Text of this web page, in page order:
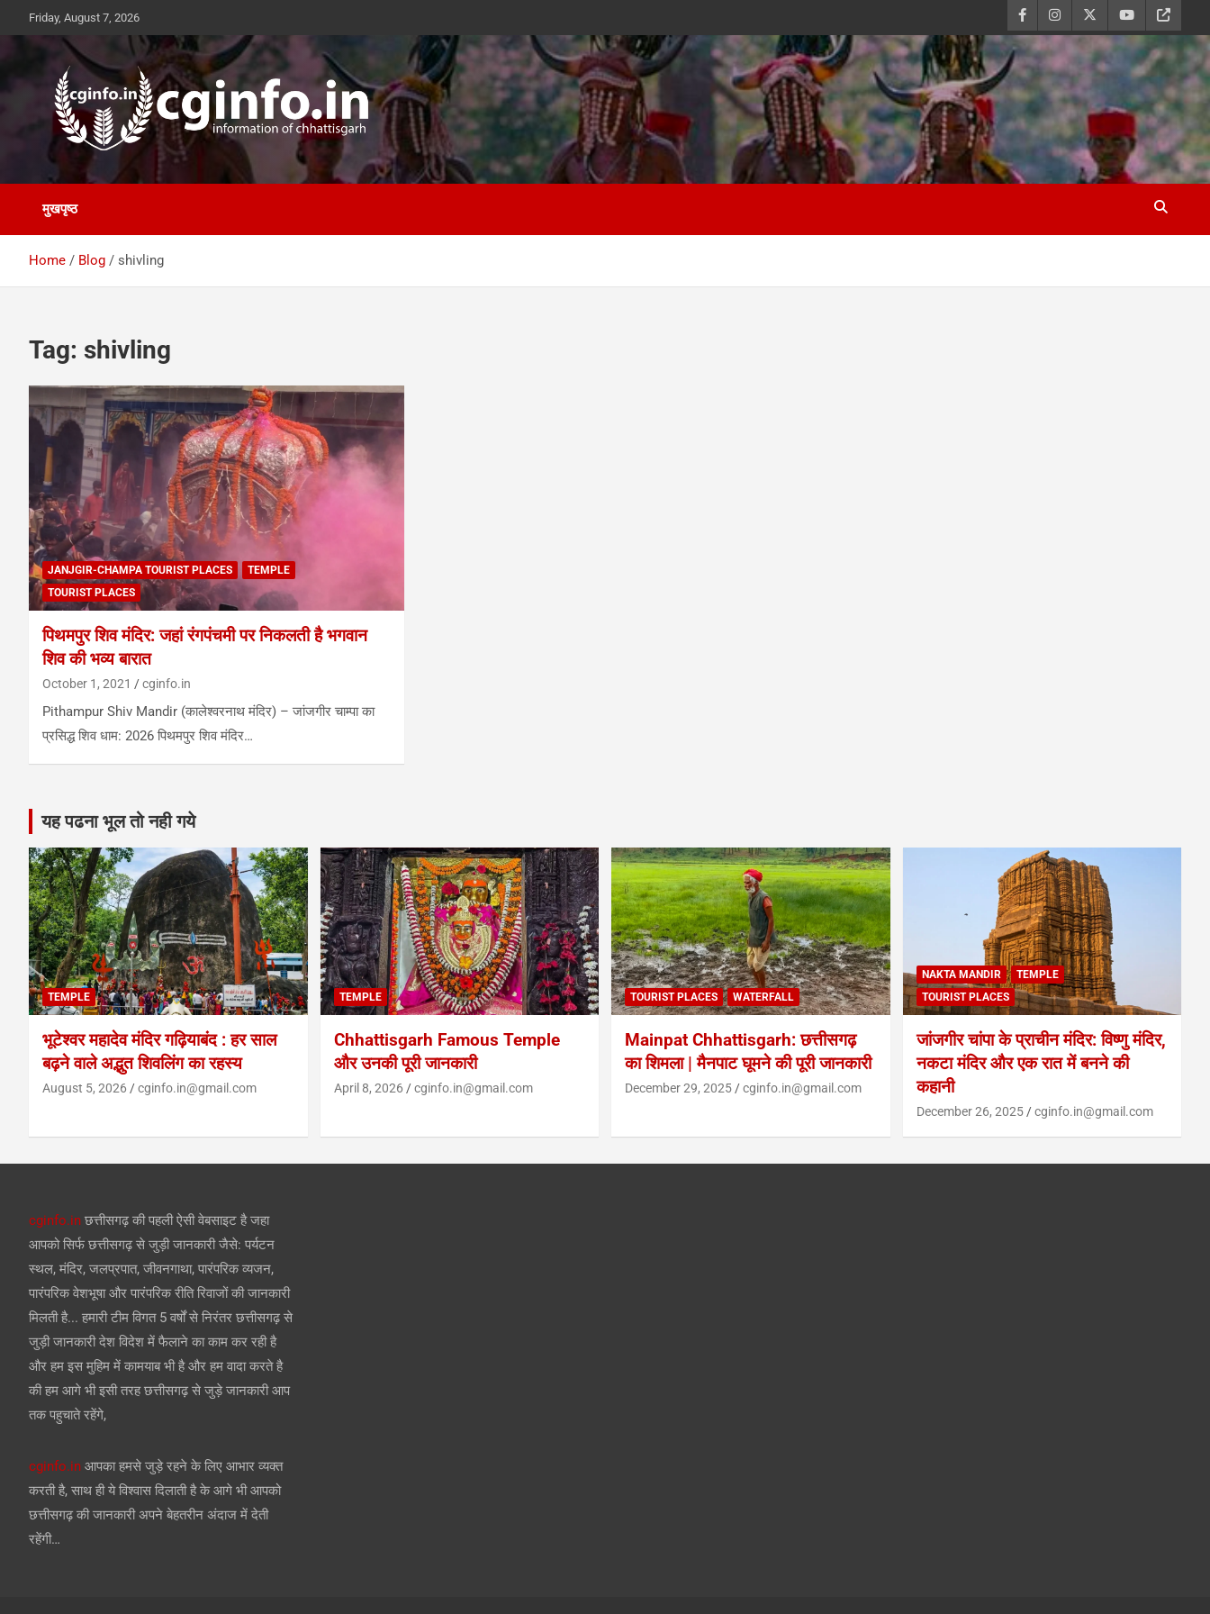
content
Friday, August 7, 2026
cginfo.in
information of Chhattisgarh
मुखपृष्ठ
Home Blog shivling
Tag: shivling
JANJGIR-CHAMPA TOURIST PLACES
TEMPLE
TOURIST PLACES
पिथमपुर शिव मंदिर: जहां रंगपंचमी पर निकलती है भगवान
शिव की भव्य बारात
October 1, 2021 cginfo.in
Pithampur Shiv Mandir (कालेश्वरनाथ मंदिर) – जांजगीर चाम्पा का
प्रसिद्ध शिव धाम: 2026 पिथमपुर शिव मंदिर…
यह पढना भूल तो नही गये
TEMPLE
भूटेश्वर महादेव मंदिर गढ़ियाबंद : हर साल
बढ़ने वाले अद्भुत शिवलिंग का रहस्य
August 5, 2026 cginfo.in@gmail.com
TEMPLE
Chhattisgarh Famous Temple
और उनकी पूरी जानकारी
April 8, 2026 cginfo.in@gmail.com
TOURIST PLACES WATERFALL
Mainpat Chhattisgarh: छत्तीसगढ़
का शिमला | मैनपाट घूमने की पूरी जानकारी
December 29, 2025 cginfo.in@gmail.com
NAKTA MANDIR
TEMPLE
TOURIST PLACES
जांजगीर चांपा के प्राचीन मंदिर: विष्णु मंदिर,
नकटा मंदिर और एक रात में बनने की
कहानी
December 26, 2025 cginfo.in@gmail.com
cginfo.in छत्तीसगढ़ की पहली ऐसी वेबसाइट है जहा
आपको सिर्फ छत्तीसगढ़ से जुड़ी जानकारी जैसे: पर्यटन
स्थल, मंदिर, जलप्रपात, जीवनगाथा, पारंपरिक व्यजन,
पारंपरिक वेशभूषा और पारंपरिक रीति रिवाजों की जानकारी
मिलती है... हमारी टीम विगत 5 वर्षों से निरंतर छत्तीसगढ़ से
जुड़ी जानकारी देश विदेश में फैलाने का काम कर रही है
और हम इस मुहिम में कामयाब भी है और हम वादा करते है
की हम आगे भी इसी तरह छत्तीसगढ़ से जुड़े जानकारी आप
तक पहुचाते रहेंगे,
cginfo.in आपका हमसे जुड़े रहने के लिए आभार व्यक्त
करती है, साथ ही ये विश्वास दिलाती है के आगे भी आपको
छत्तीसगढ़ की जानकारी अपने बेहतरीन अंदाज में देती
रहेंगी…